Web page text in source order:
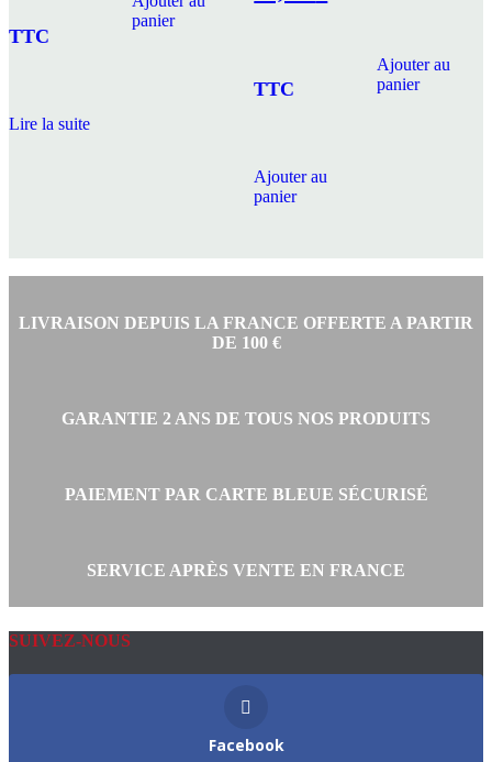
TTC
Lire la suite
panier
initial
était :
45,90 €.
actuel
est :
TTC
Ajouter au
panier
Ajouter au
panier
LIVRAISON DEPUIS LA FRANCE OFFERTE A PARTIR
DE 100 €
GARANTIE 2 ANS DE TOUS NOS PRODUITS
PAIEMENT PAR CARTE BLEUE SÉCURISÉ
SERVICE APRÈS VENTE EN FRANCE
SUIVEZ-NOUS
Facebook